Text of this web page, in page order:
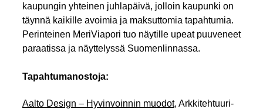
kaupungin yhteinen juhlapäivä, jolloin kaupunki on
täynnä kaikille avoimia ja maksuttomia tapahtumia.
Perinteinen MeriViapori tuo näytille upeat puuveneet
paraatissa ja näyttelyssä Suomenlinnassa.
Tapahtumanostoja:
Aalto Design – Hyvinvoinnin muodot, Arkkitehtuuri-